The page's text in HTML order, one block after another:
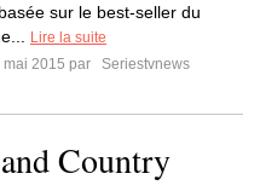
sur le best-seller du
Lire la suite
mai 2015 par
Seriestvnews
Country